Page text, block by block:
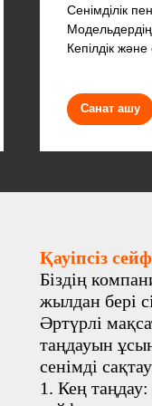
Сенімділік пен
Модельдердің
Кепілдік және
Санат ашу
Қауіпсіз
Біздің
жылдан бері
Әртүрлі
таңдауын
сенімді
1. Кең таңдау: